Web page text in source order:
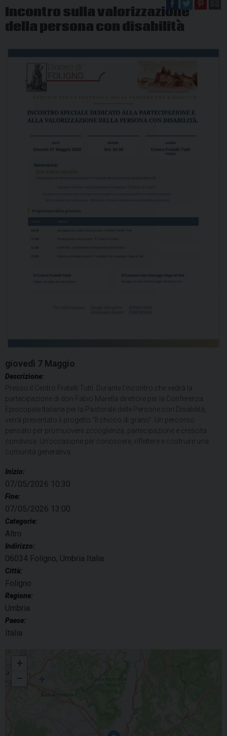
Incontro sulla valorizzazione
della persona con disabilità
giovedì 7 Maggio
Descrizione:
Presso il Centro Fratelli Tutti. Durante l’incontro che vedrà la
partecipazione di don Fabio Marella direttore per la Conferenza
Episcopale Italiana per la Pastorale delle Persone con Disabilità,
verrà presentato il progetto “Il chicco di grano”. Un percorso
pensato per promuovere zccoglienza, partecipazione e crescita
condivisa. Un’occasione per conoscere, riflettere e costruire una
comunità generativa.
Inizio:
07/05/2026 10:30
Fine:
07/05/2026 13:00
Categorie:
Altro
Indirizzo:
06034 Foligno, Umbria Italia
Città:
Foligno
Regione:
Umbria
Paese:
Italia
+
−